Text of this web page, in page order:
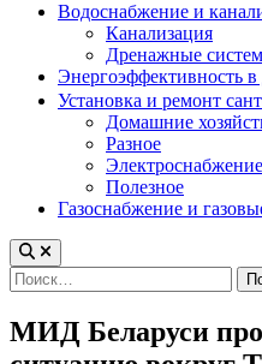
Водоснабжение и
Канализация
Дренажные
Энергоэффективность в
Установка и ремонт
Домашние
Разное
Полезное
Газоснабжение и
Найти:
МИД Беларуси